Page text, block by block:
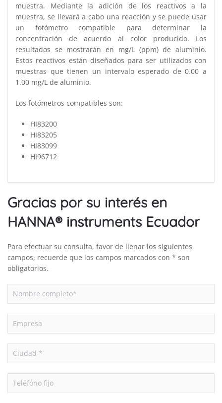
muestra. Mediante la adición de los reactivos a la
muestra, se llevará a cabo una reacción y se puede usar
un fotómetro compatible para determinar la
concentración de acuerdo al color producido. Los
resultados se mostrarán en mg/L (ppm) de aluminio.
Estos reactivos están diseñados para ser utilizados con
muestras que tienen un intervalo esperado de 0.00 a
1.00 mg/L de aluminio.
Los fotómetros compatibles son:
HI83200
HI83205
HI83099
HI96712
Gracias por su interés en
HANNA® instruments Ecuador
Para efectuar su consulta, favor de llenar los siguientes
campos, recuerde que los campos marcados con * son
obligatorios.